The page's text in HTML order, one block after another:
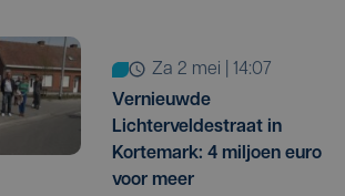
za 2 mei | 14:07
Vernieuwde
Lichterveldestraat in
Kortemark: 4 miljoen euro
voor meer